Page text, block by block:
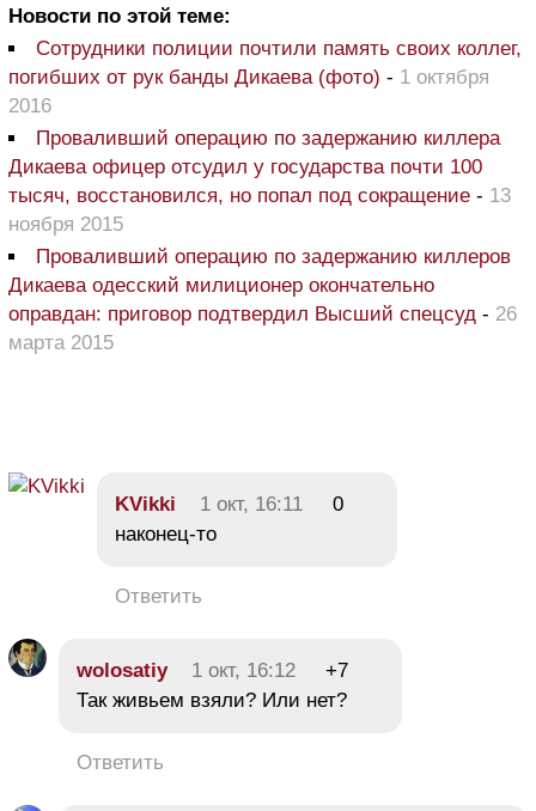
Новости по этой теме:
Сотрудники полиции почтили память своих коллег,
погибших от рук банды Дикаева (фото) - 1 октября
2016
Проваливший операцию по задержанию киллера
Дикаева офицер отсудил у государства почти 100
тысяч, восстановился, но попал под сокращение - 13
ноября 2015
Проваливший операцию по задержанию киллеров
Дикаева одесский милиционер окончательно
оправдан: приговор подтвердил Высший спецсуд - 26
марта 2015
KVikki 1 окт, 16:11
0
наконец-то
Ответить
wolosatiy 1 окт, 16:12
+7
Так живьем взяли? Или нет?
Ответить